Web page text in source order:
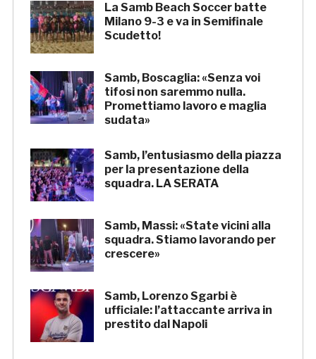
La Samb Beach Soccer batte
Milano 9-3 e va in Semifinale
Scudetto!
Samb, Boscaglia: «Senza voi
tifosi non saremmo nulla.
Promettiamo lavoro e maglia
sudata»
Samb, l’entusiasmo della piazza
per la presentazione della
squadra. LA SERATA
Samb, Massi: «State vicini alla
squadra. Stiamo lavorando per
crescere»
Samb, Lorenzo Sgarbi è
ufficiale: l’attaccante arriva in
prestito dal Napoli